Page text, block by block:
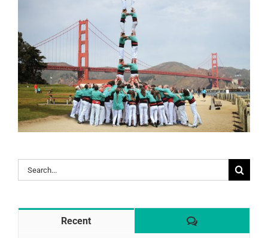
Search
for:
Recent Comentaris